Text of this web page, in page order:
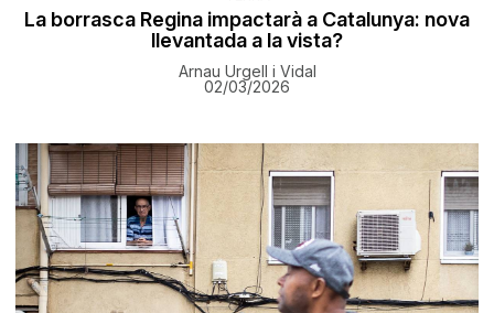
La borrasca Regina impactarà a Catalunya: nova
llevantada a la vista?
Arnau Urgell i Vidal
02/03/2026